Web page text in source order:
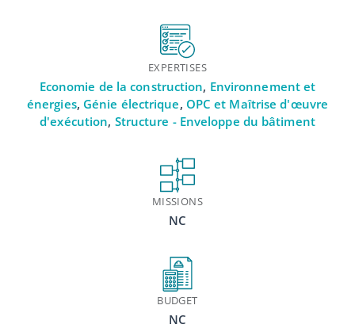
EXPERTISES
Economie de la construction, Environnement et
énergies, Génie électrique, OPC et Maîtrise d'œuvre
d'exécution, Structure - Enveloppe du bâtiment
MISSIONS
NC
BUDGET
NC